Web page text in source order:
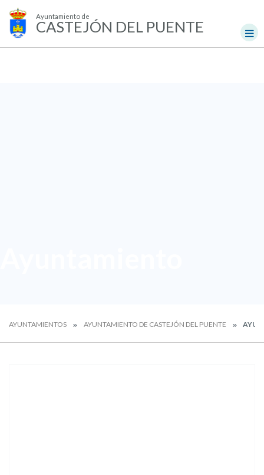
Ayuntamiento de
CASTEJÓN DEL PUENTE
AYUNTAMIENTOS AYUNTAMIENTO DE CASTEJÓN DEL PUENTE